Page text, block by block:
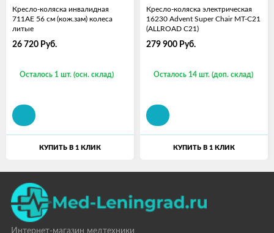
Кресло-коляска инвалидная
711AE 56 см (кож.зам) колеса
литые
26 720 Руб.
Осталось 1 шт. (осн. склад)
КУПИТЬ В 1 КЛИК
Кресло-коляска электрическая
16230 Advent Super Chair MT-C21
(ALLROAD C21)
279 900 Руб.
Осталось 14 шт. (доп. склад)
КУПИТЬ В 1 КЛИК
Интернет-магазин медтехники